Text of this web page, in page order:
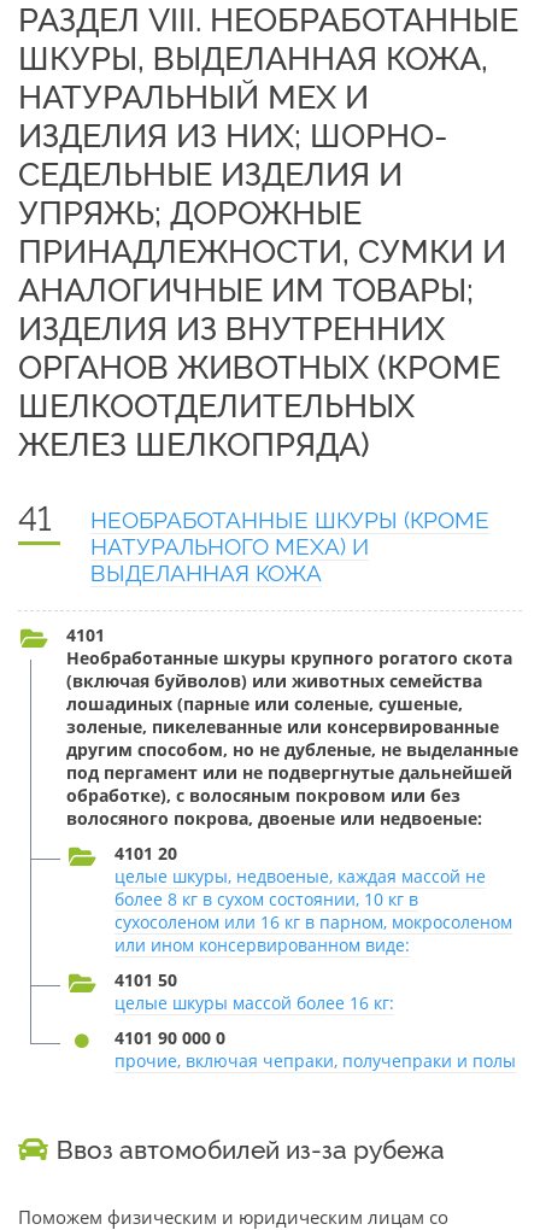
РАЗДЕЛ VIII. НЕОБРАБОТАННЫЕ
ШКУРЫ, ВЫДЕЛАННАЯ КОЖА,
НАТУРАЛЬНЫЙ МЕХ И
ИЗДЕЛИЯ ИЗ НИХ; ШОРНО-
СЕДЕЛЬНЫЕ ИЗДЕЛИЯ И
УПРЯЖЬ; ДОРОЖНЫЕ
ПРИНАДЛЕЖНОСТИ, СУМКИ И
АНАЛОГИЧНЫЕ ИМ ТОВАРЫ;
ИЗДЕЛИЯ ИЗ ВНУТРЕННИХ
ОРГАНОВ ЖИВОТНЫХ (КРОМЕ
ШЕЛКООТДЕЛИТЕЛЬНЫХ
ЖЕЛЕЗ ШЕЛКОПРЯДА)
41
НЕОБРАБОТАННЫЕ ШКУРЫ (КРОМЕ
НАТУРАЛЬНОГО МЕХА) И
ВЫДЕЛАННАЯ КОЖА
4101
Необработанные шкуры крупного рогатого скота
(включая буйволов) или животных семейства
лошадиных (парные или соленые, сушеные,
золеные, пикелеванные или консервированные
другим способом, но не дубленые, не выделанные
под пергамент или не подвергнутые дальнейшей
обработке), с волосяным покровом или без
волосяного покрова, двоеные или недвоеные:
4101 20
целые шкуры, недвоеные, каждая массой не
более 8 кг в сухом состоянии, 10 кг в
сухосоленом или 16 кг в парном, мокросоленом
или ином консервированном виде:
4101 50
целые шкуры массой более 16 кг:
4101 90 000 0
прочие, включая чепраки, получепраки и полы
Ввоз автомобилей из-за рубежа
Поможем физическим и юридическим лицам со